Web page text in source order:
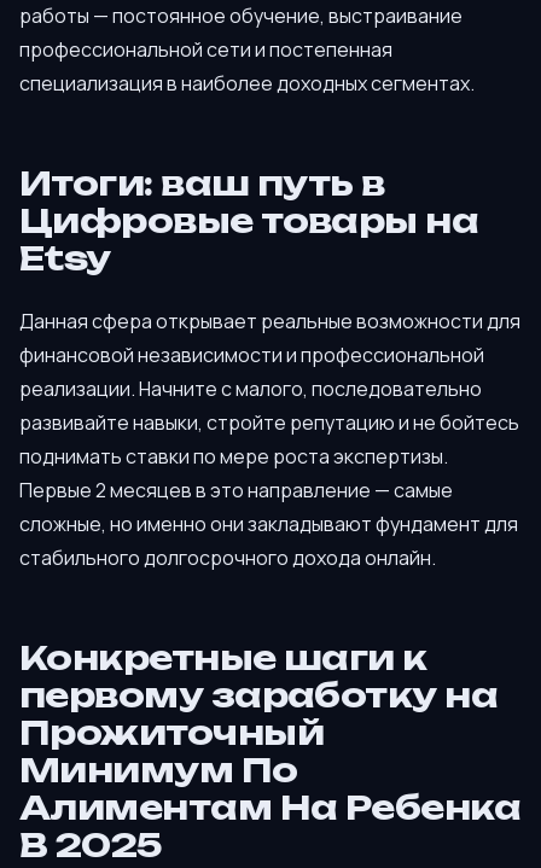
работы — постоянное обучение, выстраивание
профессиональной сети и постепенная
специализация в наиболее доходных сегментах.
Итоги: ваш путь в
Цифровые товары на
Etsy
Данная сфера открывает реальные возможности для
финансовой независимости и профессиональной
реализации. Начните с малого, последовательно
развивайте навыки, стройте репутацию и не бойтесь
поднимать ставки по мере роста экспертизы.
Первые 2 месяцев в это направление — самые
сложные, но именно они закладывают фундамент для
стабильного долгосрочного дохода онлайн.
Конкретные шаги к
первому заработку на
Прожиточный
Минимум По
Алиментам На Ребенка
В 2025